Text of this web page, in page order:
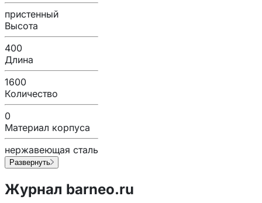
пристенный
Высота
400
Длина
1600
Количество
0
Материал корпуса
нержавеющая сталь
Развернуть
Журнал barneo.ru